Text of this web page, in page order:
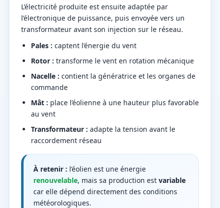
L’électricité produite est ensuite adaptée par
l’électronique de puissance, puis envoyée vers un
transformateur avant son injection sur le réseau.
Pales : captent l’énergie du vent
Rotor : transforme le vent en rotation mécanique
Nacelle : contient la génératrice et les organes de
commande
Mât : place l’éolienne à une hauteur plus favorable
au vent
Transformateur : adapte la tension avant le
raccordement réseau
À retenir : l’éolien est une énergie
renouvelable, mais sa production est variable
car elle dépend directement des conditions
météorologiques.